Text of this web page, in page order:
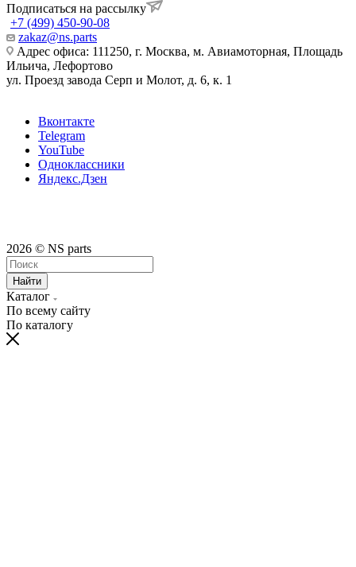
Подписаться на рассылку
+7 (499) 450-90-08
zakaz@ns.parts
Адрес офиса: 111250, г. Москва, м. Авиамоторная, Площадь
Ильича, Лефортово
ул. Проезд завода Серп и Молот, д. 6, к. 1
Вконтакте
Telegram
YouTube
Одноклассники
Яндекс.Дзен
2026 © NS parts
Найти
Каталог
По всему сайту
По каталогу